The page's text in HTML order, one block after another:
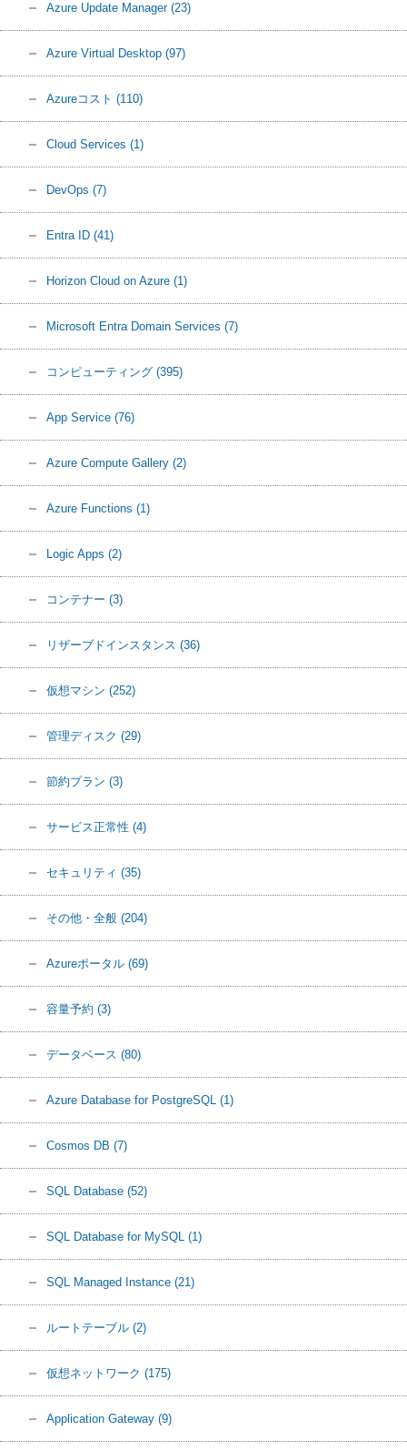
Azure Update Manager (23)
Azure Virtual Desktop (97)
Azureコスト (110)
Cloud Services (1)
DevOps (7)
Entra ID (41)
Horizon Cloud on Azure (1)
Microsoft Entra Domain Services (7)
コンピューティング (395)
App Service (76)
Azure Compute Gallery (2)
Azure Functions (1)
Logic Apps (2)
コンテナー (3)
リザーブドインスタンス (36)
仮想マシン (252)
管理ディスク (29)
節約プラン (3)
サービス正常性 (4)
セキュリティ (35)
その他・全般 (204)
Azureポータル (69)
容量予約 (3)
データベース (80)
Azure Database for PostgreSQL (1)
Cosmos DB (7)
SQL Database (52)
SQL Database for MySQL (1)
SQL Managed Instance (21)
ルートテーブル (2)
仮想ネットワーク (175)
Application Gateway (9)